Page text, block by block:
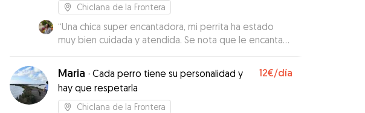
Chiclana de la Frontera
“Una chica super encantadora, mi perrita ha estado
muy bien cuidada y atendida. Se nota que le encantan
los animales, me ha estado mandando fotos y videos
de los paseos. Sin duda volveré a repetir con ella
cuando lo necesite. ”
Maria · Cada perro tiene su personalidad y
hay que respetarla
12€/día
Chiclana de la Frontera